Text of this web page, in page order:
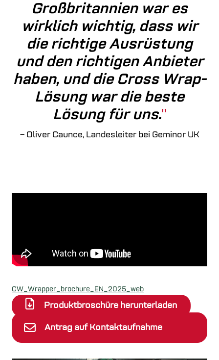
Großbritannien war es
wirklich wichtig, dass wir
die richtige Ausrüstung
und den richtigen Anbieter
haben, und die Cross Wrap-
Lösung war die beste
Lösung für uns.
– Oliver Caunce, Landesleiter bei Geminor UK
CW_Wrapper_brochure_EN_2025_web
Produktbroschüre herunterladen
Antrag auf Kontaktaufnahme